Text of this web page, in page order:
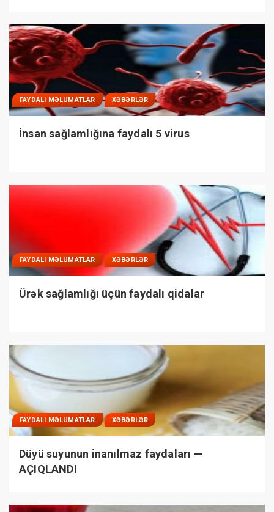
FAYDALI MƏLUMATLAR XƏBƏRLƏR
İnsan sağlamlığına faydalı 5 virus
FAYDALI MƏLUMATLAR XƏBƏRLƏR
Ürək sağlamlığı üçün faydalı qidalar
FAYDALI MƏLUMATLAR XƏBƏRLƏR
Düyü suyunun inanılmaz faydaları —
AÇIQLANDI